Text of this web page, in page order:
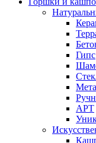
Гипс
АРТ